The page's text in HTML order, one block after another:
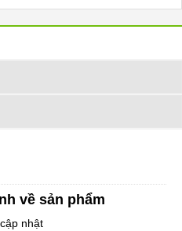
về sản phẩm
nhật